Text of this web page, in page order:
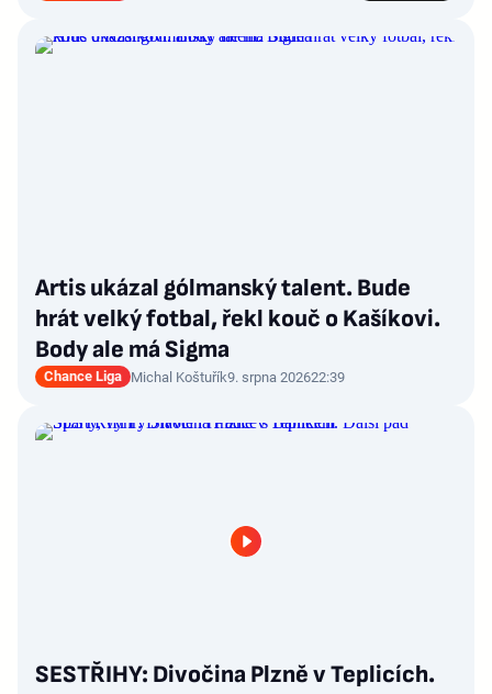
Artis ukázal gólmanský talent. Bude
hrát velký fotbal, řekl kouč o Kašíkovi.
Body ale má Sigma
Chance Liga Michal Koštuřík9. srpna 202622:39
SESTŘIHY: Divočina Plzně v Teplicích.